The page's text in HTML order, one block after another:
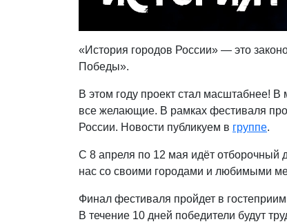
«История городов России» — это
Победы».
В этом году проект стал масштабнее! В
все желающие. В рамках фестиваля
России. Новости публикуем в группе.
С 8 апреля по 12 мая идёт отборочный
нас со своими городами и любимыми
Финал фестиваля пройдет в
В течение 10 дней победители будут